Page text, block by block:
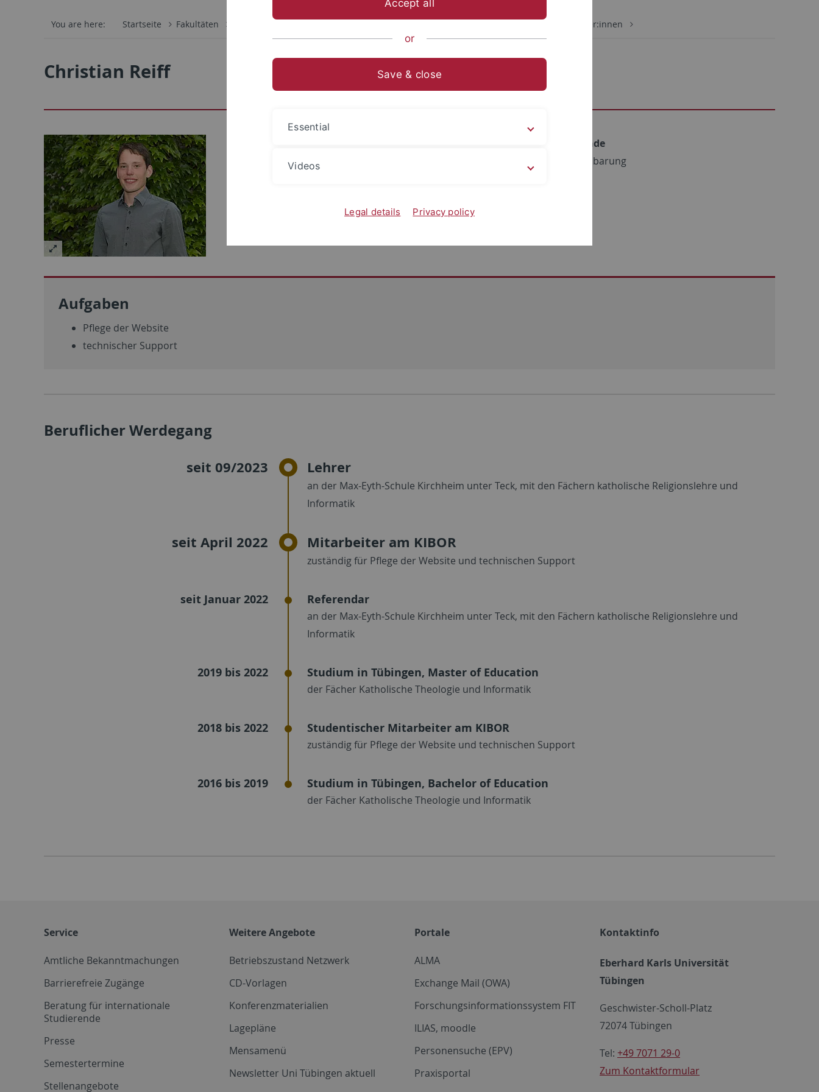
You are here: Startseite Fakultäten Externe Mitarbeiter:innen
Christian Reiff
christian.reiff
Sprechstunde
nach Vereinbarung
Aufgaben
Pflege der Website
technischer Support
Beruflicher Werdegang
seit 09/2023 Lehrer
an der Max-Eyth-Schule Kirchheim unter Teck, mit den Fächern katholische Religionslehre und
Informatik
seit April 2022 Mitarbeiter am KIBOR
zuständig für Pflege der Website und technischen Support
seit Januar 2022 Referendar
an der Max-Eyth-Schule Kirchheim unter Teck, mit den Fächern katholische Religionslehre und
Informatik
2019 bis 2022 Studium in Tübingen, Master of Education
der Fächer Katholische Theologie und Informatik
2018 bis 2022 Studentischer Mitarbeiter am KIBOR
zuständig für Pflege der Website und technischen Support
2016 bis 2019 Studium in Tübingen, Bachelor of Education
der Fächer Katholische Theologie und Informatik
Service
Amtliche Bekanntmachungen
Barrierefreie Zugänge
Beratung für internationale
Studierende
Presse
Semestertermine
Stellenangebote
Weitere Angebote
Betriebszustand Netzwerk
CD-Vorlagen
Konferenzmaterialien
Lagepläne
Mensamenü
Newsletter Uni Tübingen aktuell
Portale
ALMA
Exchange Mail (OWA)
Forschungsinformationssystem FIT
ILIAS, moodle
Personensuche (EPV)
Praxisportal
Kontaktinfo
Eberhard Karls Universität
Tübingen
Geschwister-Scholl-Platz
72074 Tübingen
Tel: +49 7071 29-0
Zum Kontaktformular
Accept all
or
Save & close
Essential
Videos
Legal details Privacy policy